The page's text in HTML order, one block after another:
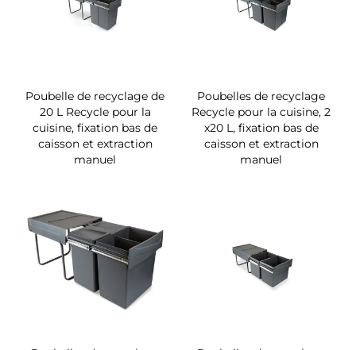
Poubelle de recyclage de
20 L Recycle pour la
cuisine, fixation bas de
caisson et extraction
manuel
Poubelles de recyclage
Recycle pour la cuisine, 2
x20 L, fixation bas de
caisson et extraction
manuel